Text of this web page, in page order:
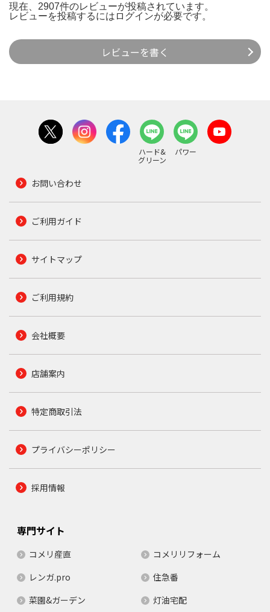
現在、2907件のレビューが投稿されています。
レビューを投稿するには ログインが必要です。
レビューを書く
ハード&
グリーン
パワー
お問い合わせ
ご利用ガイド
サイトマップ
ご利用規約
会社概要
店舗案内
特定商取引法
プライバシーポリシー
採用情報
専門サイト
コメリ産直
コメリリフォーム
レンガ.pro
住急番
菜園&ガーデン
灯油宅配